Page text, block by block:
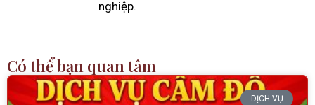
nghiệp.
Có thể bạn quan tâm
DỊCH VỤ